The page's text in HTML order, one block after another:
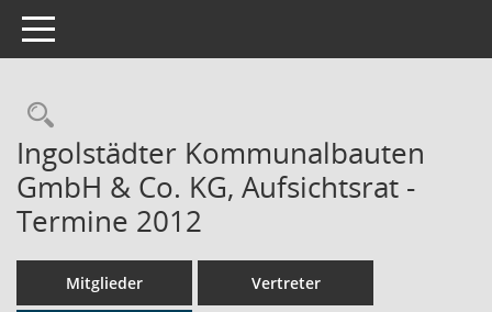
Toggle navigation
Rechercheauswahl
Ingolstädter Kommunalbauten
GmbH & Co. KG, Aufsichtsrat -
Termine 2012
Mitglieder Vertreter